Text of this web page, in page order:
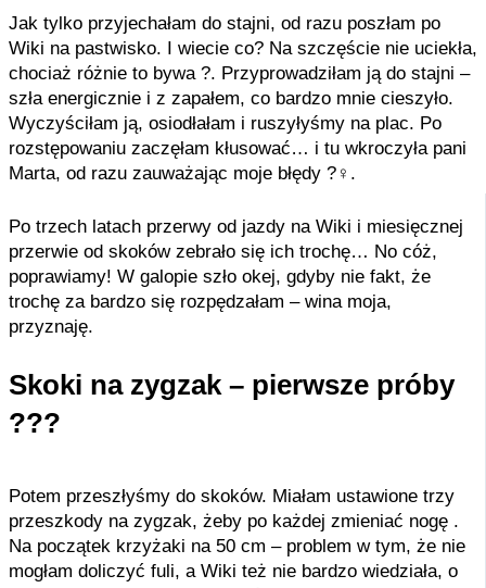
Jak tylko przyjechałam do stajni, od razu poszłam po
Wiki na pastwisko. I wiecie co? Na szczęście nie uciekła,
chociaż różnie to bywa ?. Przyprowadziłam ją do stajni –
szła energicznie i z zapałem, co bardzo mnie cieszyło.
Wyczyściłam ją, osiodłałam i ruszyłyśmy na plac. Po
rozstępowaniu zaczęłam kłusować… i tu wkroczyła pani
Marta, od razu zauważając moje błędy ?‍♀️.
Po trzech latach przerwy od jazdy na Wiki i miesięcznej
przerwie od skoków zebrało się ich trochę… No cóż,
poprawiamy! W galopie szło okej, gdyby nie fakt, że
trochę za bardzo się rozpędzałam – wina moja,
przyznaję.
Skoki na zygzak – pierwsze próby
???
Potem przeszłyśmy do skoków. Miałam ustawione trzy
przeszkody na zygzak, żeby po każdej zmieniać nogę .
Na początek krzyżaki na 50 cm – problem w tym, że nie
mogłam doliczyć fuli, a Wiki też nie bardzo wiedziała, o